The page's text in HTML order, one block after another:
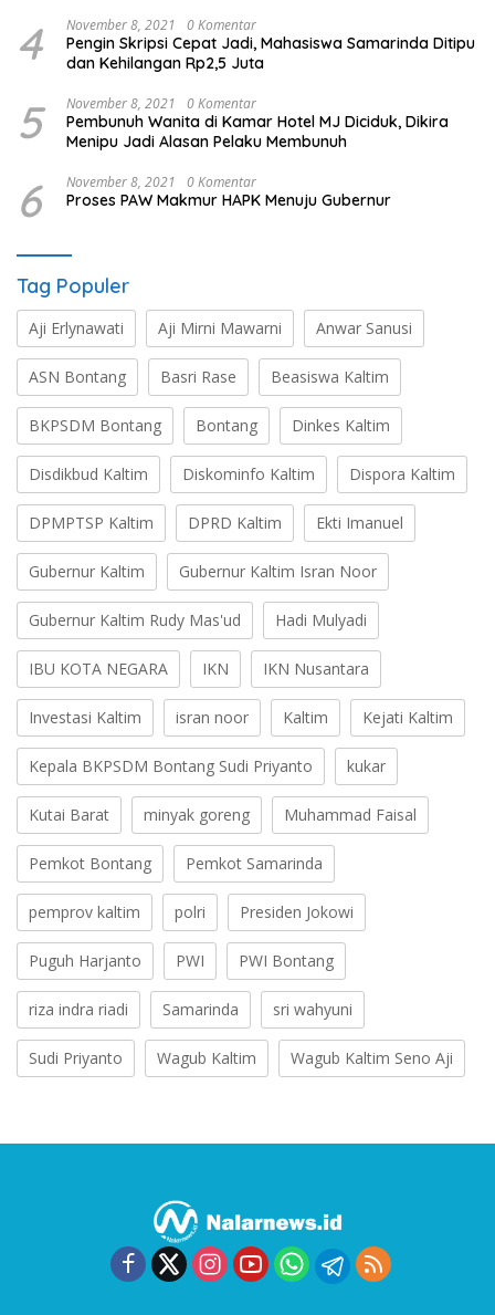
4 November 8, 2021 0 Komentar
Pengin Skripsi Cepat Jadi, Mahasiswa Samarinda Ditipu
dan Kehilangan Rp2,5 Juta
5 November 8, 2021 0 Komentar
Pembunuh Wanita di Kamar Hotel MJ Diciduk, Dikira
Menipu Jadi Alasan Pelaku Membunuh
6 November 8, 2021 0 Komentar
Proses PAW Makmur HAPK Menuju Gubernur
Tag Populer
Aji Erlynawati Aji Mirni Mawarni Anwar Sanusi
ASN Bontang Basri Rase Beasiswa Kaltim
BKPSDM Bontang Bontang Dinkes Kaltim
Disdikbud Kaltim Diskominfo Kaltim Dispora Kaltim
DPMPTSP Kaltim DPRD Kaltim Ekti Imanuel
Gubernur Kaltim Gubernur Kaltim Isran Noor
Gubernur Kaltim Rudy Mas'ud Hadi Mulyadi
IBU KOTA NEGARA IKN IKN Nusantara
Investasi Kaltim isran noor Kaltim Kejati Kaltim
Kepala BKPSDM Bontang Sudi Priyanto kukar
Kutai Barat minyak goreng Muhammad Faisal
Pemkot Bontang Pemkot Samarinda
pemprov kaltim polri Presiden Jokowi
Puguh Harjanto PWI PWI Bontang
riza indra riadi Samarinda sri wahyuni
Sudi Priyanto Wagub Kaltim Wagub Kaltim Seno Aji